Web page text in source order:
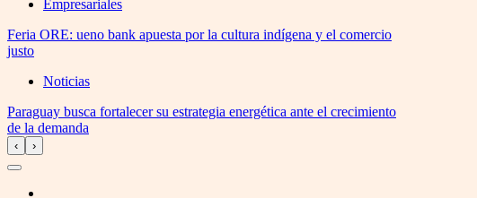
Empresariales
Feria ORE: ueno bank apuesta por la cultura indígena y el comercio
justo
Noticias
Paraguay busca fortalecer su estrategia energética ante el crecimiento
de la demanda
‹ ›